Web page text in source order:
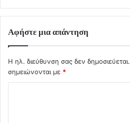
Αφήστε μια απάντηση
Η ηλ. διεύθυνση σας δεν δημοσιεύεται.
σημειώνονται με *